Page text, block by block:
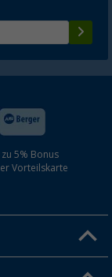
zu 5% Bonus
Vorteilskarte